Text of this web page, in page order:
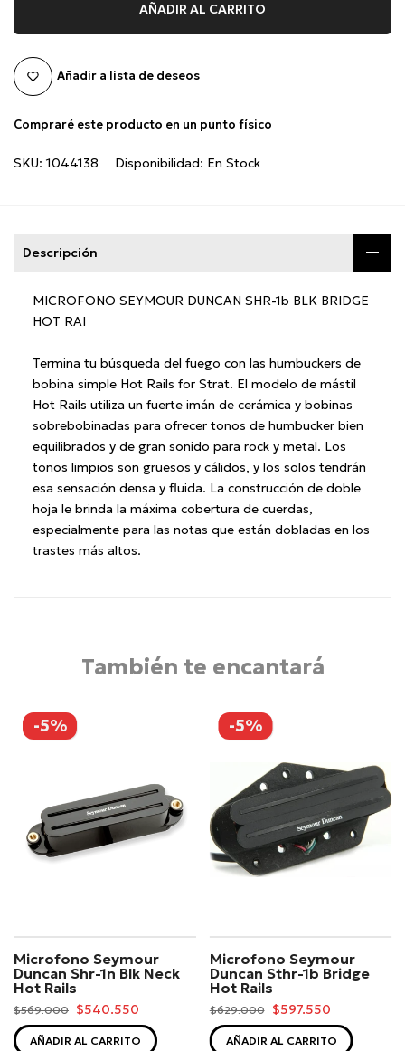
AÑADIR AL CARRITO
Añadir a lista de deseos
Compraré este producto en un punto físico
SKU: 1044138 Disponibilidad: En Stock
Descripción
MICROFONO SEYMOUR DUNCAN SHR-1b BLK BRIDGE
HOT RAI
Termina tu búsqueda del fuego con las humbuckers de
bobina simple Hot Rails for Strat. El modelo de mástil
Hot Rails utiliza un fuerte imán de cerámica y bobinas
sobrebobinadas para ofrecer tonos de humbucker bien
equilibrados y de gran sonido para rock y metal. Los
tonos limpios son gruesos y cálidos, y los solos tendrán
esa sensación densa y fluida. La construcción de doble
hoja le brinda la máxima cobertura de cuerdas,
especialmente para las notas que están dobladas en los
trastes más altos.
También te encantará
-5%
Microfono Seymour
Duncan Shr-1n Blk Neck
Hot Rails
$569.000 $540.550
AÑADIR AL CARRITO
-5%
Microfono Seymour
Duncan Sthr-1b Bridge
Hot Rails
$629.000 $597.550
AÑADIR AL CARRITO